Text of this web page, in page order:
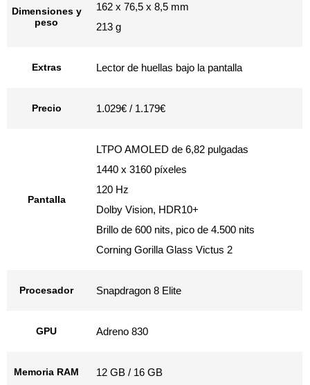
Dimensiones y
peso
162 x 76,5 x 8,5 mm
213 g
Extras Lector de huellas bajo la pantalla
Precio 1.029€ / 1.179€
Pantalla
LTPO AMOLED de 6,82 pulgadas
1440 x 3160 píxeles
120 Hz
Dolby Vision, HDR10+
Brillo de 600 nits, pico de 4.500 nits
Corning Gorilla Glass Victus 2
Procesador Snapdragon 8 Elite
GPU Adreno 830
Memoria RAM 12 GB / 16 GB